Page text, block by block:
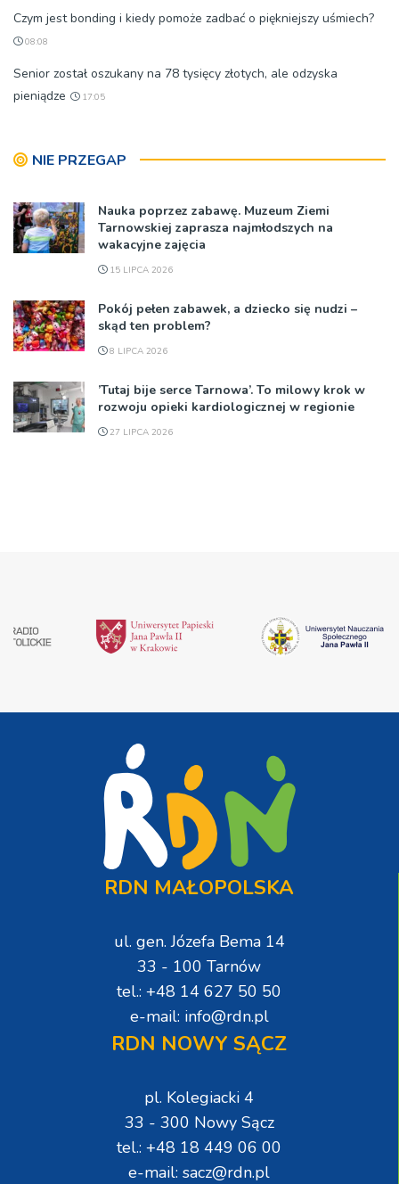
Czym jest bonding i kiedy pomoże zadbać o piękniejszy uśmiech?
08:08
Senior został oszukany na 78 tysięcy złotych, ale odzyska
pieniądze
17:05
NIE PRZEGAP
Nauka poprzez zabawę. Muzeum Ziemi
Tarnowskiej zaprasza najmłodszych na
wakacyjne zajęcia
15 LIPCA 2026
Pokój pełen zabawek, a dziecko się nudzi –
skąd ten problem?
8 LIPCA 2026
’Tutaj bije serce Tarnowa’. To milowy krok w
rozwoju opieki kardiologicznej w regionie
27 LIPCA 2026
RDN MAŁOPOLSKA
ul. gen. Józefa Bema 14
33 - 100 Tarnów
tel.: +48 14 627 50 50
e-mail: info@rdn.pl
RDN NOWY SĄCZ
pl. Kolegiacki 4
33 - 300 Nowy Sącz
tel.: +48 18 449 06 00
e-mail: sacz@rdn.pl